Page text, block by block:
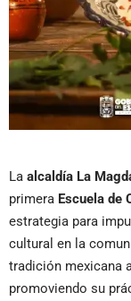
La alcaldía La
primera Escuela de
estrategia para
cultural en la
tradición mexicana
promoviendo su